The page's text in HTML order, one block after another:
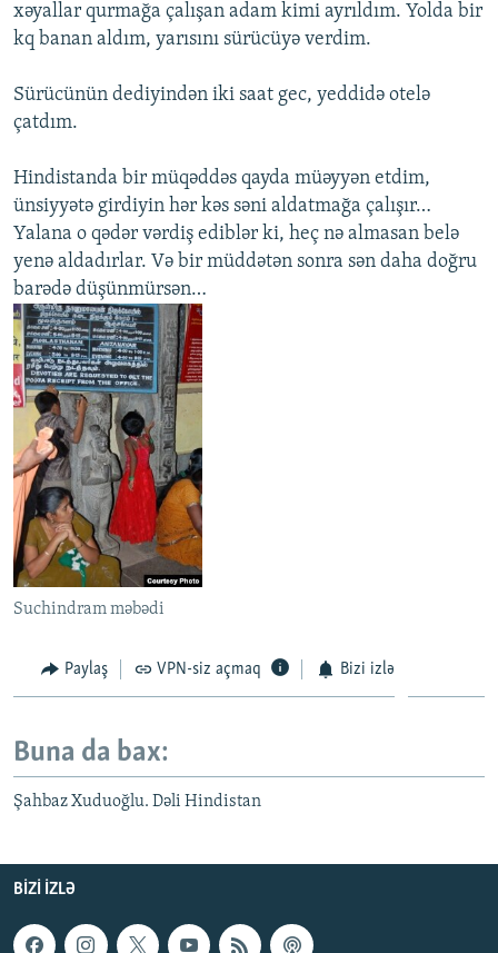
xəyallar qurmağa çalışan adam kimi ayrıldım. Yolda bir
kq banan aldım, yarısını sürücüyə verdim.
Sürücünün dediyindən iki saat gec, yeddidə otelə
çatdım.
Hindistanda bir müqəddəs qayda müəyyən etdim,
ünsiyyətə girdiyin hər kəs səni aldatmağa çalışır…
Yalana o qədər vərdiş ediblər ki, heç nə almasan belə
yenə aldadırlar. Və bir müddətən sonra sən daha doğru
barədə düşünmürsən…
Suchindram məbədi
Paylaş VPN-siz açmaq Bizi izlə
Buna da bax:
Şahbaz Xuduoğlu. Dəli Hindistan
BIZI IZLƏ